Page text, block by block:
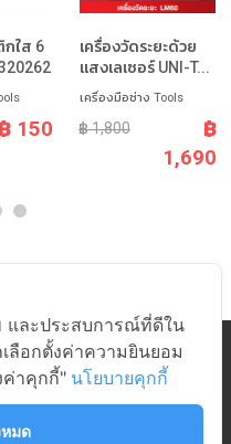
ใส 6
฿ 150
เครื่องวัดระยะด้วย
แสงเลเซอร์ UNI-T...
เครื่องมือช่าง Tools
฿ 1,800
฿
1,690
และประสบการณ์ที่ดีใน
ลือกตั้งค่าความยินยอม
ค่าคุกกี้" นโยบายคุกกี้
มด